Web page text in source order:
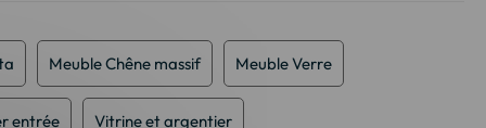
Meuble Chêne massif Meuble Verre
entrée Vitrine et argentier